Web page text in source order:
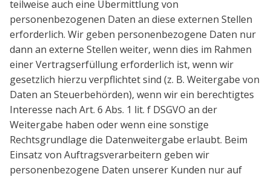
teilweise auch eine Übermittlung von
personenbezogenen Daten an diese externen Stellen
erforderlich. Wir geben personenbezogene Daten nur
dann an externe Stellen weiter, wenn dies im Rahmen
einer Vertragserfüllung erforderlich ist, wenn wir
gesetzlich hierzu verpflichtet sind (z. B. Weitergabe von
Daten an Steuerbehörden), wenn wir ein berechtigtes
Interesse nach Art. 6 Abs. 1 lit. f DSGVO an der
Weitergabe haben oder wenn eine sonstige
Rechtsgrundlage die Datenweitergabe erlaubt. Beim
Einsatz von Auftragsverarbeitern geben wir
personenbezogene Daten unserer Kunden nur auf